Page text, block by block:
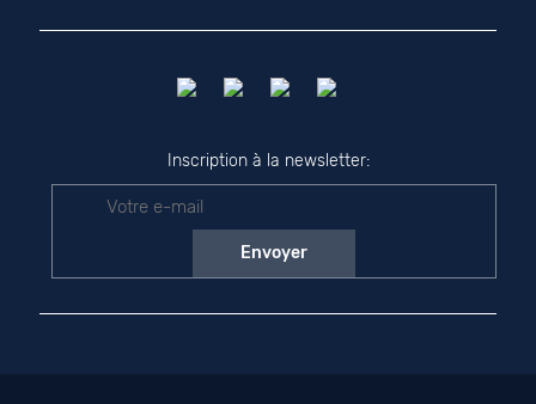
Inscription à la newsletter: